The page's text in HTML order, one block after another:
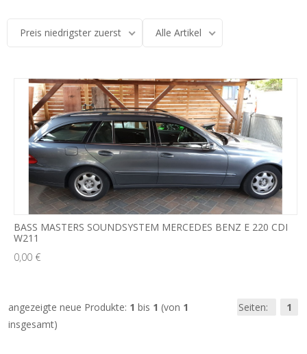
Preis niedrigster zuerst Alle Artikel
BASS MASTERS SOUNDSYSTEM MERCEDES BENZ E 220 CDI
W211
0,00 €
Seiten: 1
angezeigte neue Produkte: 1 bis 1 (von 1
insgesamt)